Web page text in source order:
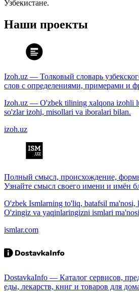
Узбекистане.
Наши проекты
Izoh.uz — Толковый словарь
слов с определениями, примерами и
Izoh.uz — O'zbek tilining xalqona izohli
so'zlar izohi, misollari va iboralari bilan.
izoh.uz
Полный смысл, происхождение,
Узнайте смысл своего имени и имён
O'zbek Ismlarning to'liq, batafsil ma'nosi,
O'zingiz va yaqinlaringizni ismlari
ismlar.com
DostavkaInfo — Каталог сервисов,
еды, лекарств, книг и товаров для